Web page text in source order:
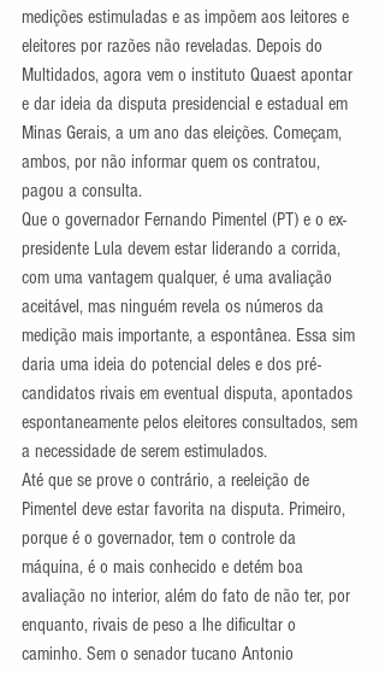
medições estimuladas e as impõem aos leitores e
eleitores por razões não reveladas. Depois do
Multidados, agora vem o instituto Quaest apontar
e dar ideia da disputa presidencial e estadual em
Minas Gerais, a um ano das eleições. Começam,
ambos, por não informar quem os contratou,
pagou a consulta.
Que o governador Fernando Pimentel (PT) e o ex-
presidente Lula devem estar liderando a corrida,
com uma vantagem qualquer, é uma avaliação
aceitável, mas ninguém revela os números da
medição mais importante, a espontânea. Essa sim
daria uma ideia do potencial deles e dos pré-
candidatos rivais em eventual disputa, apontados
espontaneamente pelos eleitores consultados, sem
a necessidade de serem estimulados.
Até que se prove o contrário, a reeleição de
Pimentel deve estar favorita na disputa. Primeiro,
porque é o governador, tem o controle da
máquina, é o mais conhecido e detém boa
avaliação no interior, além do fato de não ter, por
enquanto, rivais de peso a lhe dificultar o
caminho. Sem o senador tucano Antonio